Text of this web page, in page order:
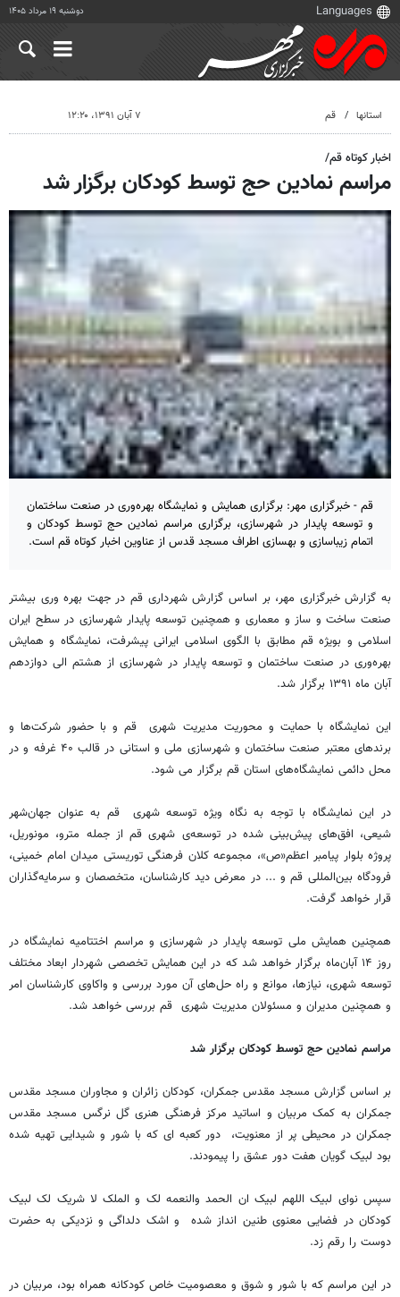
دوشنبه ۱۹ مرداد ۱۴۰۵
استانها قم ۷ آبان ۱۳۹۱، ۱۲:۲۰
اخبار کوتاه قم/
مراسم نمادین حج توسط کودکان برگزار شد
قم - خبرگزاری مهر: برگزاری همایش و نمایشگاه بهره‌وری در صنعت ساختمان
و توسعه پایدار در شهرسازی، برگزاری مراسم نمادین حج توسط کودکان و
اتمام زیباسازی و بهسازی اطراف مسجد قدس از عناوین اخبار کوتاه قم است.
به گزارش خبرگزاری مهر، بر اساس گزارش شهرداری قم در جهت بهره‌ وری بیشتر
صنعت ساخت و ساز و معماری و همچنین توسعه پایدار شهرسازی در سطح ایران
اسلامی و بویژه قم مطابق با الگوی اسلامی ایرانی پیشرفت، نمایشگاه و همایش
بهره‌وری در صنعت ساختمان و توسعه پایدار در شهرسازی از هشتم الی دوازدهم
آبان ماه ۱۳۹۱ برگزار شد.
این نمایشگاه با حمایت و محوریت مدیریت شهری قم و با حضور شرکت‌ها و
برندهای معتبر صنعت ساختمان و شهرسازی ملی و استانی در قالب ۴۰ غرفه و در
محل دائمی نمایشگاه‌های استان قم برگزار می شود.
در این نمایشگاه با توجه به نگاه ویژه توسعه شهری قم به عنوان جهان‌شهر
شیعی، افق‌های پیش‌بینی شده در توسعه‌ی شهری قم از جمله مترو، مونوریل،
پروژه بلوار پیامبر اعظم«ص»، مجموعه کلان فرهنگی توریستی میدان امام خمینی،
فرودگاه بین‌المللی قم و ... در معرض دید کارشناسان، متخصصان و سرمایه‌گذاران
قرار خواهد گرفت.
همچنین همایش ملی توسعه پایدار در شهرسازی و مراسم اختتامیه نمایشگاه در
روز ۱۴ آبان‌ماه برگزار خواهد شد که در این همایش تخصصی شهردار ابعاد مختلف
توسعه شهری، نیازها، موانع و راه حل‌های آن مورد بررسی و واکاوی کارشناسان امر
و همچنین مدیران و مسئولان مدیریت شهری قم بررسی خواهد شد.
مراسم نمادین حج توسط کودکان برگزار شد
بر اساس گزارش مسجد مقدس جمکران، کودکان زائران و مجاوران مسجد مقدس
جمکران به کمک مربیان و اساتید مرکز فرهنگی هنری گل نرگس مسجد مقدس
جمکران در محیطی پر از معنویت، دور کعبه ای که با شور و شیدایی تهیه شده
بود لبیک گویان هفت دور عشق را پیمودند.
سپس نوای لبیک اللهم لبیک ان الحمد والنعمه لک و الملک لا شریک لک لبیک
کودکان در فضایی معنوی طنین انداز شده و اشک دلداگی و نزدیکی به حضرت
دوست را رقم زد.
در این مراسم که با شور و شوق و معصومیت خاص کودکانه همراه بود، مربیان در